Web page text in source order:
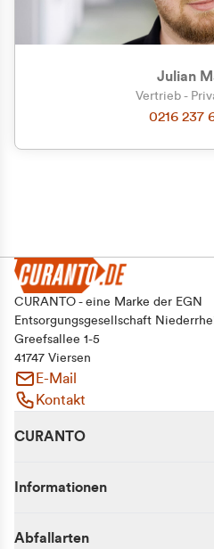
Julian
Vertrieb -
0216 237
CURANTO - eine Marke der EGN
Entsorgungsgesellschaft
Greefsallee 1-5
41747 Viersen
E-Mail
Kontakt
CURANTO
Informationen
Abfallarten